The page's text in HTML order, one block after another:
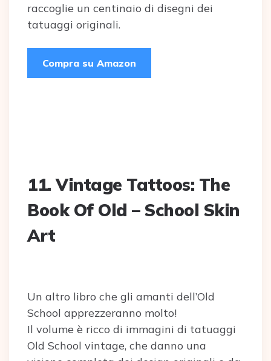
raccoglie un centinaio di disegni dei
tatuaggi originali.
Compra su Amazon
11. Vintage Tattoos: The
Book Of Old – School Skin
Art
Un altro libro che gli amanti dell’Old
School apprezzeranno molto!
Il volume è ricco di immagini di tatuaggi
Old School vintage, che danno una